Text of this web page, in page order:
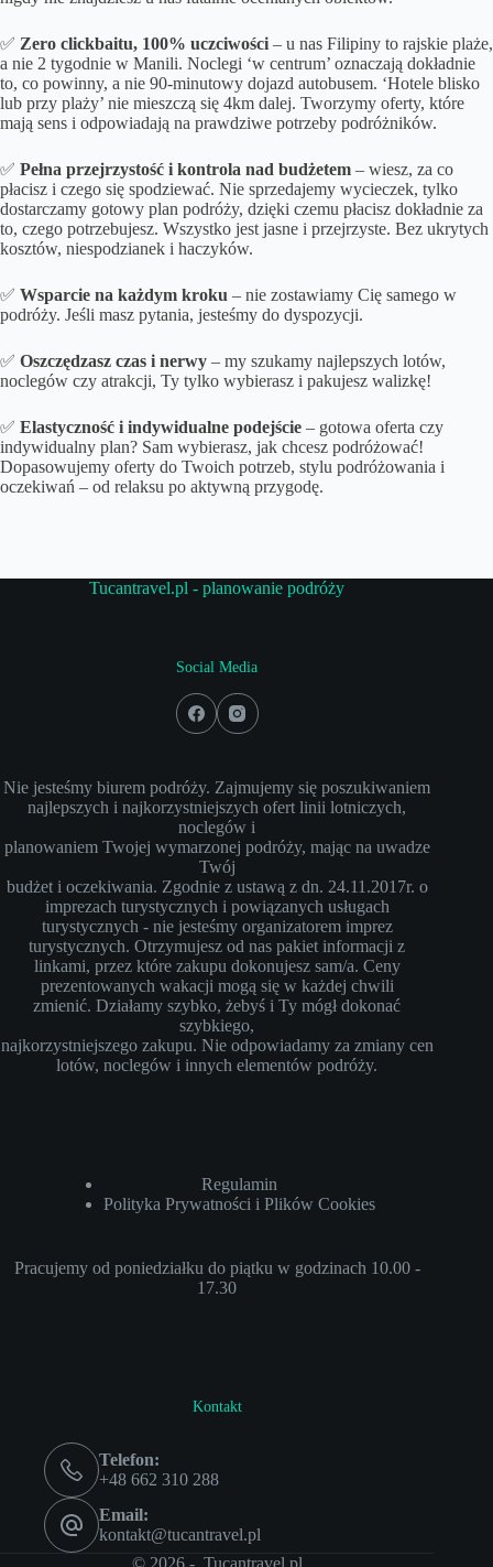
✅ Zero clickbaitu, 100% uczciwości – u nas Filipiny to rajskie plaże,
a nie 2 tygodnie w Manili. Noclegi ‘w centrum’ oznaczają dokładnie
to, co powinny, a nie 90-minutowy dojazd autobusem. ‘Hotele blisko
lub przy plaży’ nie mieszczą się 4km dalej. Tworzymy oferty, które
mają sens i odpowiadają na prawdziwe potrzeby podróżników.
✅ Pełna przejrzystość i kontrola nad budżetem – wiesz, za co
płacisz i czego się spodziewać. Nie sprzedajemy wycieczek, tylko
dostarczamy gotowy plan podróży, dzięki czemu płacisz dokładnie za
to, czego potrzebujesz. Wszystko jest jasne i przejrzyste. Bez ukrytych
kosztów, niespodzianek i haczyków.
✅ Wsparcie na każdym kroku – nie zostawiamy Cię samego w
podróży. Jeśli masz pytania, jesteśmy do dyspozycji.
✅ Oszczędzasz czas i nerwy – my szukamy najlepszych lotów,
noclegów czy atrakcji, Ty tylko wybierasz i pakujesz walizkę!
✅ Elastyczność i indywidualne podejście – gotowa oferta czy
indywidualny plan? Sam wybierasz, jak chcesz podróżować!
Dopasowujemy oferty do Twoich potrzeb, stylu podróżowania i
oczekiwań – od relaksu po aktywną przygodę.
Tucantravel.pl - planowanie podróży
Social Media
Nie jesteśmy biurem podróży. Zajmujemy się poszukiwaniem
najlepszych i najkorzystniejszych ofert linii lotniczych,
noclegów i
planowaniem Twojej wymarzonej podróży, mając na uwadze
Twój
budżet i oczekiwania. Zgodnie z ustawą z dn. 24.11.2017r. o
imprezach turystycznych i powiązanych usługach
turystycznych - nie jesteśmy organizatorem imprez
turystycznych. Otrzymujesz od nas pakiet informacji z
linkami, przez które zakupu dokonujesz sam/a. Ceny
prezentowanych wakacji mogą się w każdej chwili
zmienić. Działamy szybko, żebyś i Ty mógł dokonać
szybkiego,
najkorzystniejszego zakupu. Nie odpowiadamy za zmiany cen
lotów, noclegów i innych elementów podróży.
Regulamin
Polityka Prywatności i Plików Cookies
Pracujemy od poniedziałku do piątku w godzinach 10.00 -
17.30
Kontakt
Telefon:
+48 662 310 288
Email:
kontakt@tucantravel.pl